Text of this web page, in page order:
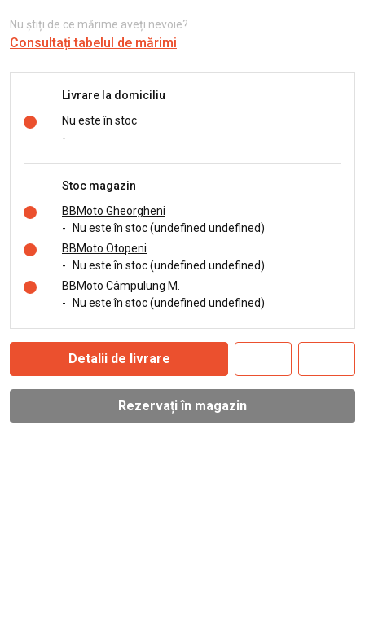
Nu știți de ce mărime aveți nevoie?
Consultați tabelul de mărimi
Livrare la domiciliu
Nu este în stoc
-
Stoc magazin
BBMoto Gheorgheni
-
Nu este în stoc (undefined undefined)
BBMoto Otopeni
-
Nu este în stoc (undefined undefined)
BBMoto Câmpulung M.
-
Nu este în stoc (undefined undefined)
Detalii de livrare
Rezervați în magazin